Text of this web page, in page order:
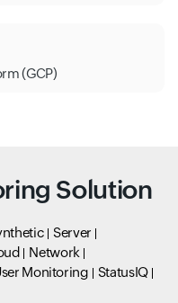
(GCP)
Solution
Server
Network
Monitoring
StatusIQ